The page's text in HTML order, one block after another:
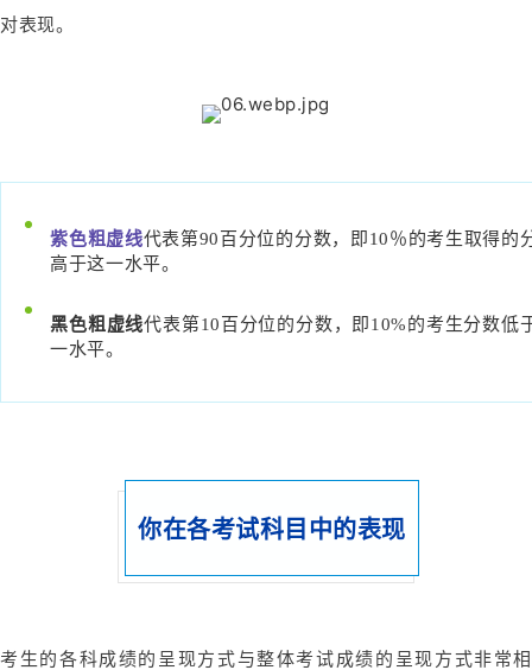
对表现。
紫色粗虚线代表第90百分位的分数，即10％的考生取得的
高于这一水平。
黑色粗虚线代表第10百分位的分数，即10%的考生分数低
一水平。
你在各考试科目中的表现
考生的各科成绩的呈现方式与整体考试成绩的呈现方式非常相